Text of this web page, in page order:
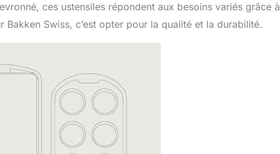
ces ustensiles répondent aux besoins variés grâce à
Swiss, c’est opter pour la qualité et la durabilité.